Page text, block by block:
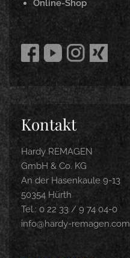
Online-Shop
Kontakt
Hardy REMAGEN
GmbH & Co. KG
An der Hasenkaule 9-13
50354 Hürth
Tel.: 0 22 33 / 9 74 04-0
info@hardy-remagen.com